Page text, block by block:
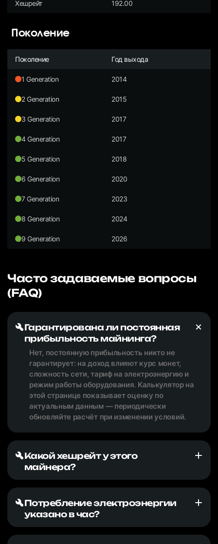
Хешрейт 192.00
Поколение
Поколение Год выхода
1 Generation 2014
2 Generation 2015
3 Generation 2017
4 Generation 2017
5 Generation 2018
6 Generation 2020
7 Generation 2023
8 Generation 2024
9 Generation 2026
Часто задаваемые вопросы
(FAQ)
Гарантирована ли постоянная
прибыльность майнинга?
Нет, постоянную прибыльность никто не
гарантирует: на доход влияют курс монет,
сложность сети, тариф на электроэнергию и
режим работы оборудования. Калькулятор на
этой странице показывает оценку по
актуальным данным — периодически
обновляйте расчёт при изменении условий.
Какой хешрейт у этого
майнера?
Потребление электроэнергии
указано в час?